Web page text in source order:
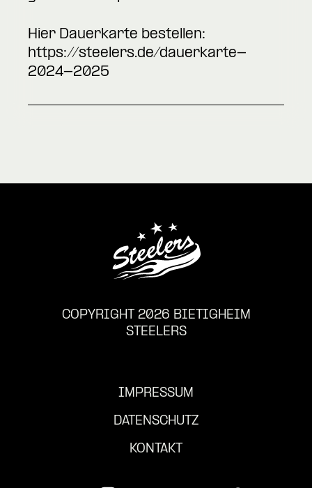
Hier Dauerkarte bestellen:
https://steelers.de/dauerkarte-
2024-2025
COPYRIGHT 2026 BIETIGHEIM
STEELERS
IMPRESSUM
DATENSCHUTZ
KONTAKT